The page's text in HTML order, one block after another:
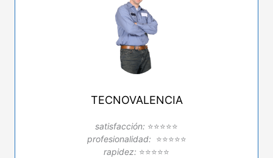
TECNOVALENCIA
satisfacción: ⭐⭐⭐⭐⭐
profesionalidad: ⭐⭐⭐⭐⭐
rapidez: ⭐⭐⭐⭐⭐